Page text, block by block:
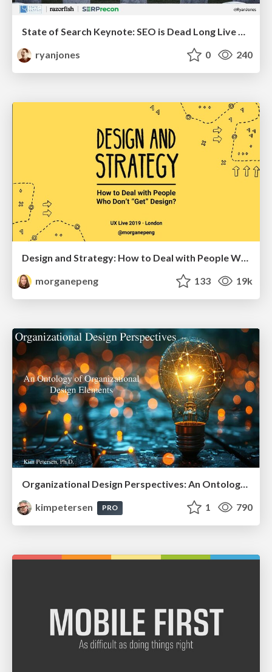
ryanjones
0 240
Design and Strategy: How to Deal with People Who Don’t "Get" Design
morganepeng
133 19k
Organizational Design Perspectives: An Ontology of Organizational Design Elements
kimpetersen
PRO 1 790